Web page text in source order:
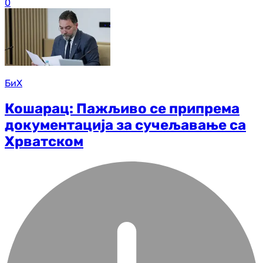
0
БиХ
Кошарац: Пажљиво се припрема
документација за сучељавање са
Хрватском